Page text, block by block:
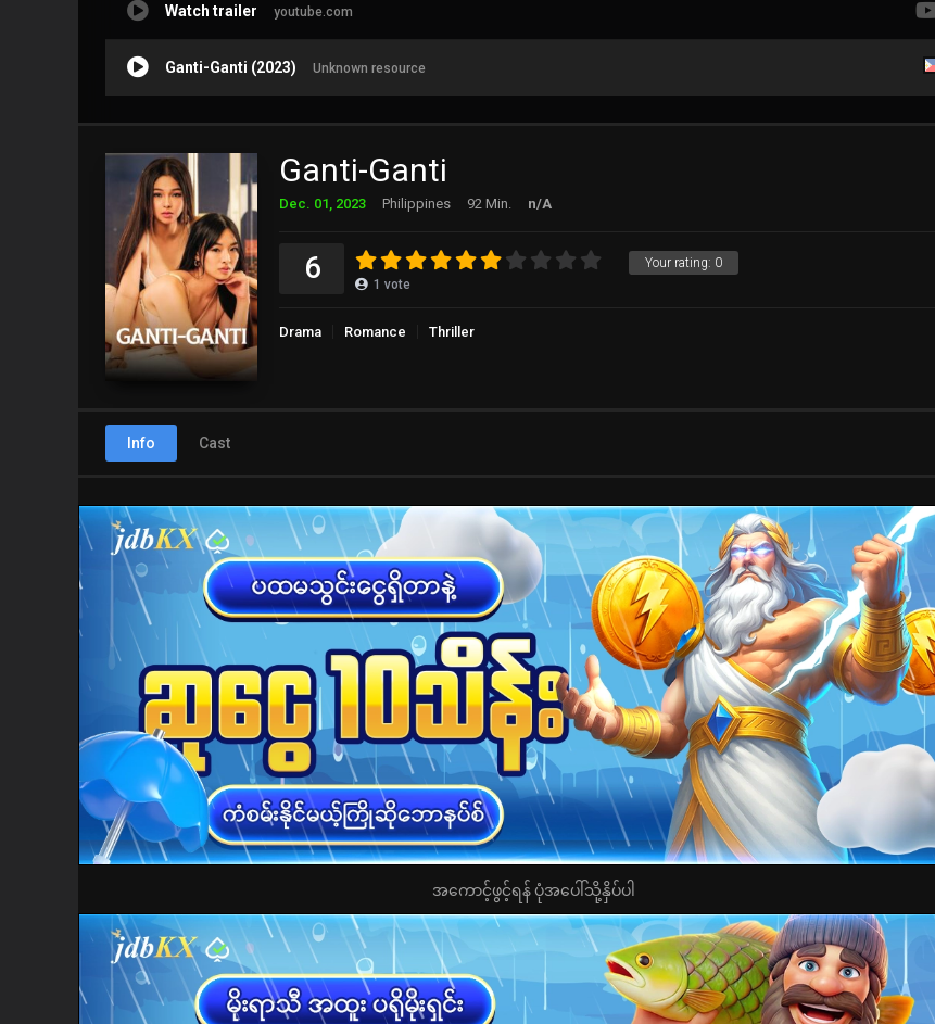
Watch trailer youtube.com
Ganti-Ganti (2023) Unknown resource
Ganti-Ganti
Dec. 01, 2023 Philippines 92 Min. n/A
Your rating: 0
6 1 vote
Drama Romance Thriller
Info Cast
အကောင့်ဖွင့်ရန် ပုံအပေါ်သို့နှိပ်ပါ